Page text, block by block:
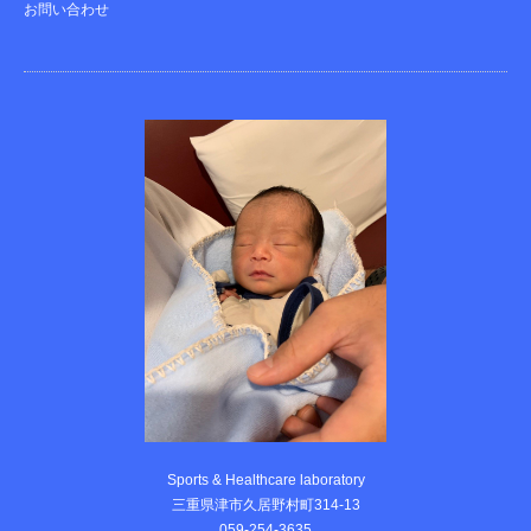
お問い合わせ
Sports & Healthcare laboratory
三重県津市久居野村町314-13